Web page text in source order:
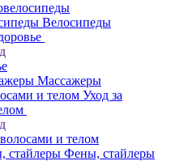
Велосипеды
Массажеры
Уход за
и телом
Фены, стайлеры